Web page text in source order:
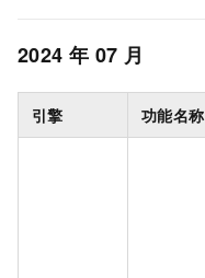
2024 年 07 月
引擎 功能名称